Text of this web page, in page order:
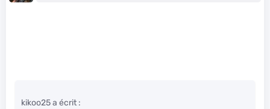
kikoo25 a écrit :